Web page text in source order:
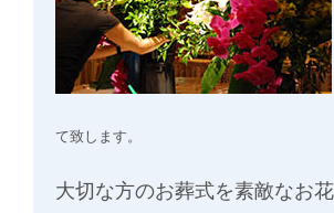
て致します。
大切な方のお葬式を素敵なお